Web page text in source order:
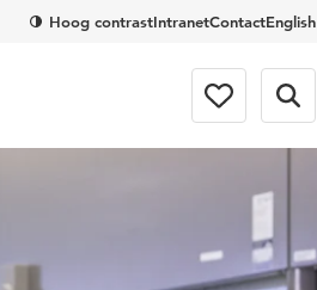
Hoog contrastIntranetContactEnglish